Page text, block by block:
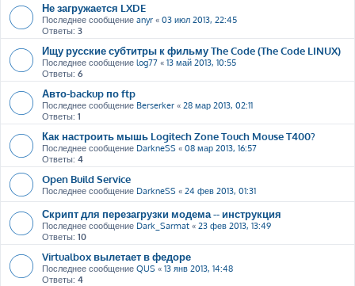
Не загружается LXDE
Последнее сообщение anyr « 03 июл 2013, 22:45
Ответы: 3
Ищу русские субтитры к фильму The Code (The Code LINUX)
Последнее сообщение log77 « 13 май 2013, 10:55
Ответы: 6
Авто-backup по ftp
Последнее сообщение Berserker « 28 мар 2013, 02:11
Ответы: 1
Как настроить мышь Logitech Zone Touch Mouse T400?
Последнее сообщение DarkneSS « 08 мар 2013, 16:57
Ответы: 4
Open Build Service
Последнее сообщение DarkneSS « 24 фев 2013, 01:31
Скрипт для перезагрузки модема -- инструкция
Последнее сообщение Dark_Sarmat « 23 фев 2013, 13:49
Ответы: 10
Virtualbox вылетает в федоре
Последнее сообщение QUS « 13 янв 2013, 14:48
Ответы: 4